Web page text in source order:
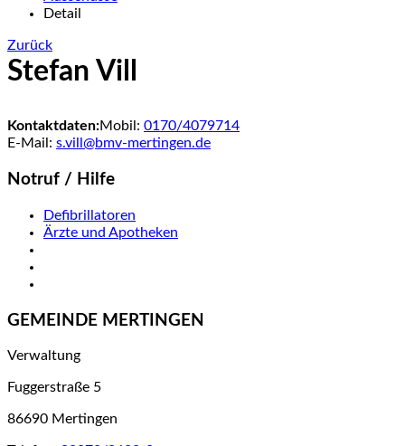
Detail
Zurück
Stefan Vill
Kontaktdaten:Mobil: 0170/4079714
E-Mail: s.vill@bmv-mertingen.de
Notruf / Hilfe
Defibrillatoren
Ärzte und Apotheken
GEMEINDE MERTINGEN
Verwaltung
Fuggerstraße 5
86690 Mertingen